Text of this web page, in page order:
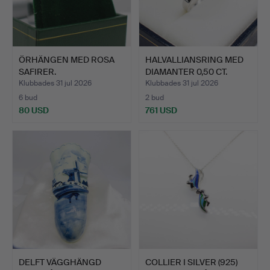
ÖRHÄNGEN MED ROSA
SAFIRER.
Klubbades 31 jul 2026
6 bud
80 USD
HALVALLIANSRING MED
DIAMANTER 0,50 CT.
Klubbades 31 jul 2026
2 bud
761 USD
DELFT VÄGGHÄNGD
COLLIER I SILVER (925)